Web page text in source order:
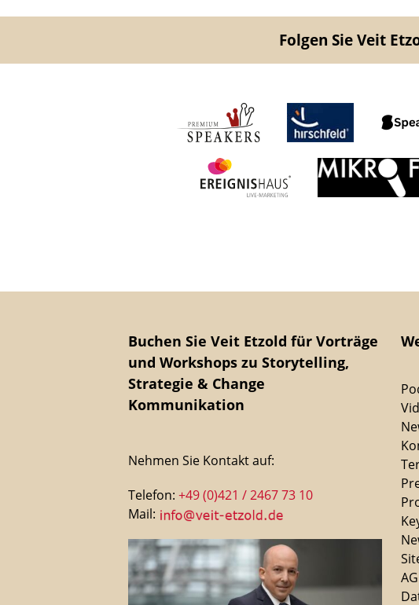
Folgen Sie Veit
Buchen Sie Veit Etzold für Vorträge
und Workshops zu Storytelling,
Strategie & Change
Kommunikation
Nehmen Sie Kontakt auf:
Telefon: +49 (0)421 / 2467 73 10
Mail: